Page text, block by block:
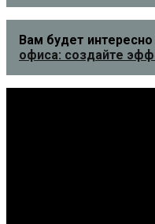
Вам будет интересно
офиса: создайте